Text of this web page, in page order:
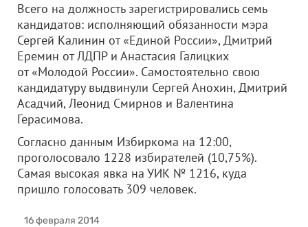
Всего на должность зарегистрировались семь
кандидатов: исполняющий обязанности мэра
Сергей Калинин от «Единой России», Дмитрий
Еремин от ЛДПР и Анастасия Галицких
от «Молодой России». Самостоятельно свою
кандидатуру выдвинули Сергей Анохин, Дмитрий
Асадчий, Леонид Смирнов и Валентина
Герасимова.
Согласно данным Избиркома на 12:00,
проголосовало 1228 избирателей (10,75%).
Самая высокая явка на УИК № 1216, куда
пришло голосовать 309 человек.
16 февраля 2014